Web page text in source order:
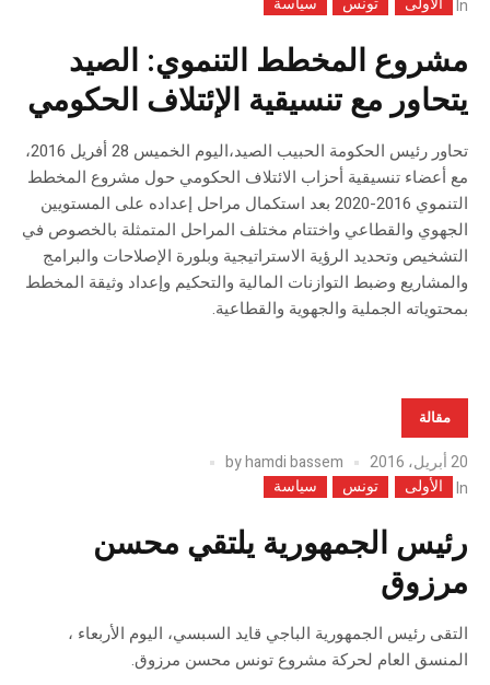
In
مشروع المخطط التنموي: الصيد
يتحاور مع تنسيقية الإئتلاف الحكومي
تحاور رئيس الحكومة الحبيب الصيد،اليوم الخميس 28 أفريل 2016،
مع أعضاء تنسيقية أحزاب الائتلاف الحكومي حول مشروع المخطط
التنموي 2016-2020 بعد استكمال مراحل إعداده على المستويين
الجهوي والقطاعي واختتام مختلف المراحل المتمثلة بالخصوص في
التشخيص وتحديد الرؤية الاستراتيجية وبلورة الإصلاحات والبرامج
والمشاريع وضبط التوازنات المالية والتحكيم وإعداد وثيقة المخطط
بمحتوياته الجملية والجهوية والقطاعية.
مقالة
20 أبريل، 2016 byhamdi bassem
In
الأولى تونس سياسة
رئيس الجمهورية يلتقي محسن
مرزوق
التقى رئيس الجمهورية الباجي قايد السبسي، اليوم الأربعاء ،
المنسق العام لحركة مشروع تونس محسن مرزوق.